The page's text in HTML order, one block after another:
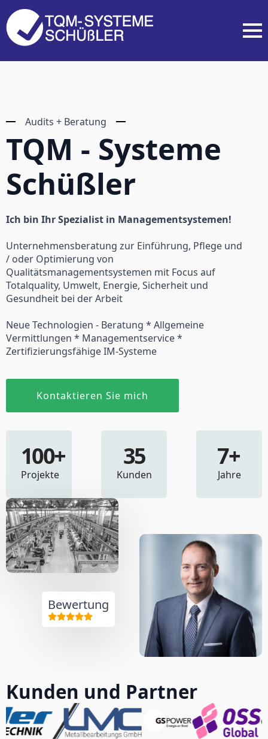
Audits + Beratung
TQM - Systeme
Schüßler
Ich bin Ihr Spezialist in Managementsystemen!
Unternehmensberatung zur Einführung, Pflege und
/ oder Optimierung von
Qualitätsmanagementsystemen mit Focus auf
Totalquality, Umwelt, Energie, Sicherheit und
Gesundheit bei der Arbeit
Neue Technologien - Beratung * Allgemeine
Vermittlungen * Managementservice *
Zertifizierungsfähige IM-Systeme
Kontaktieren Sie mich
100+
Projekte
35
Kunden
7+
Jahre
Bewertung
Kunden und Partner